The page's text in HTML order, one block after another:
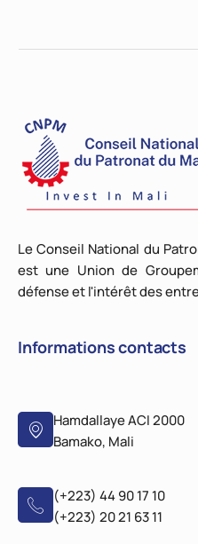
Le Conseil National du
est une Union de
défense et l'intérêt des
Informations contacts
Hamdallaye ACI 2000
Bamako, Mali
(+223) 44 90 17 10
(+223) 20 21 63 11